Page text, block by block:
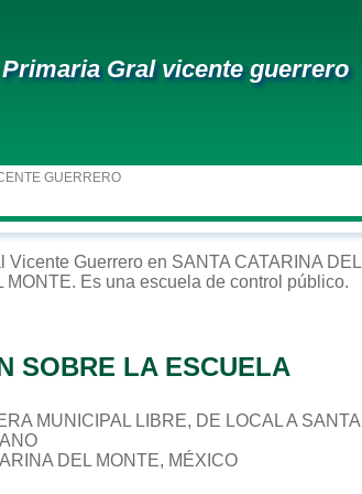
Gral vicente guerrero
GUERRERO
Vicente Guerrero en SANTA CATARINA
MONTE. Es una escuela de control público.
SOBRE LA ESCUELA
MUNICIPAL LIBRE, DE LOCAL A
DEL MONTE, MÉXICO